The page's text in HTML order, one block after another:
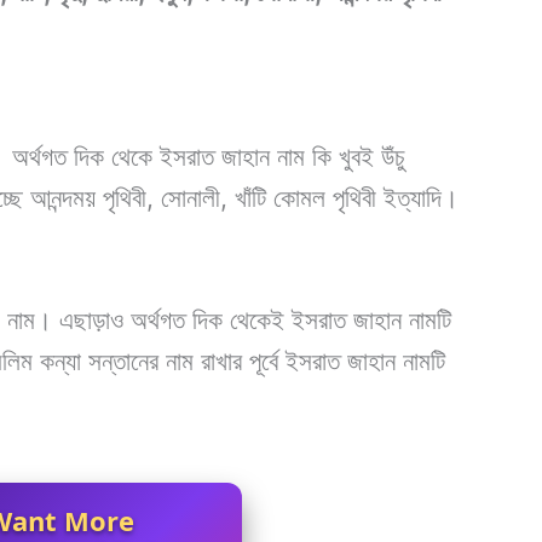
দিক থেকে ইসরাত জাহান নাম কি খুবই উঁচু
আনন্দময় পৃথিবী, সোনালী, খাঁটি কোমল পৃথিবী ইত্যাদি।
এছাড়াও অর্থগত দিক থেকেই ইসরাত জাহান নামটি
সন্তানের নাম রাখার পূর্বে ইসরাত জাহান নামটি
More